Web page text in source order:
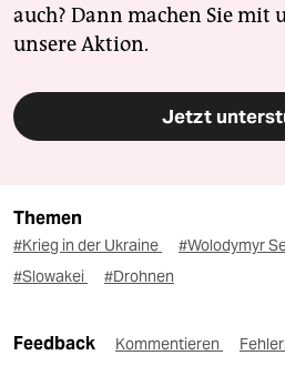
auch? Dann machen Sie mit
unsere Aktion.
Jetzt
Themen
#Krieg in der Ukraine #Wolodymyr
#Slowakei
#Drohnen
Feedback Kommentieren